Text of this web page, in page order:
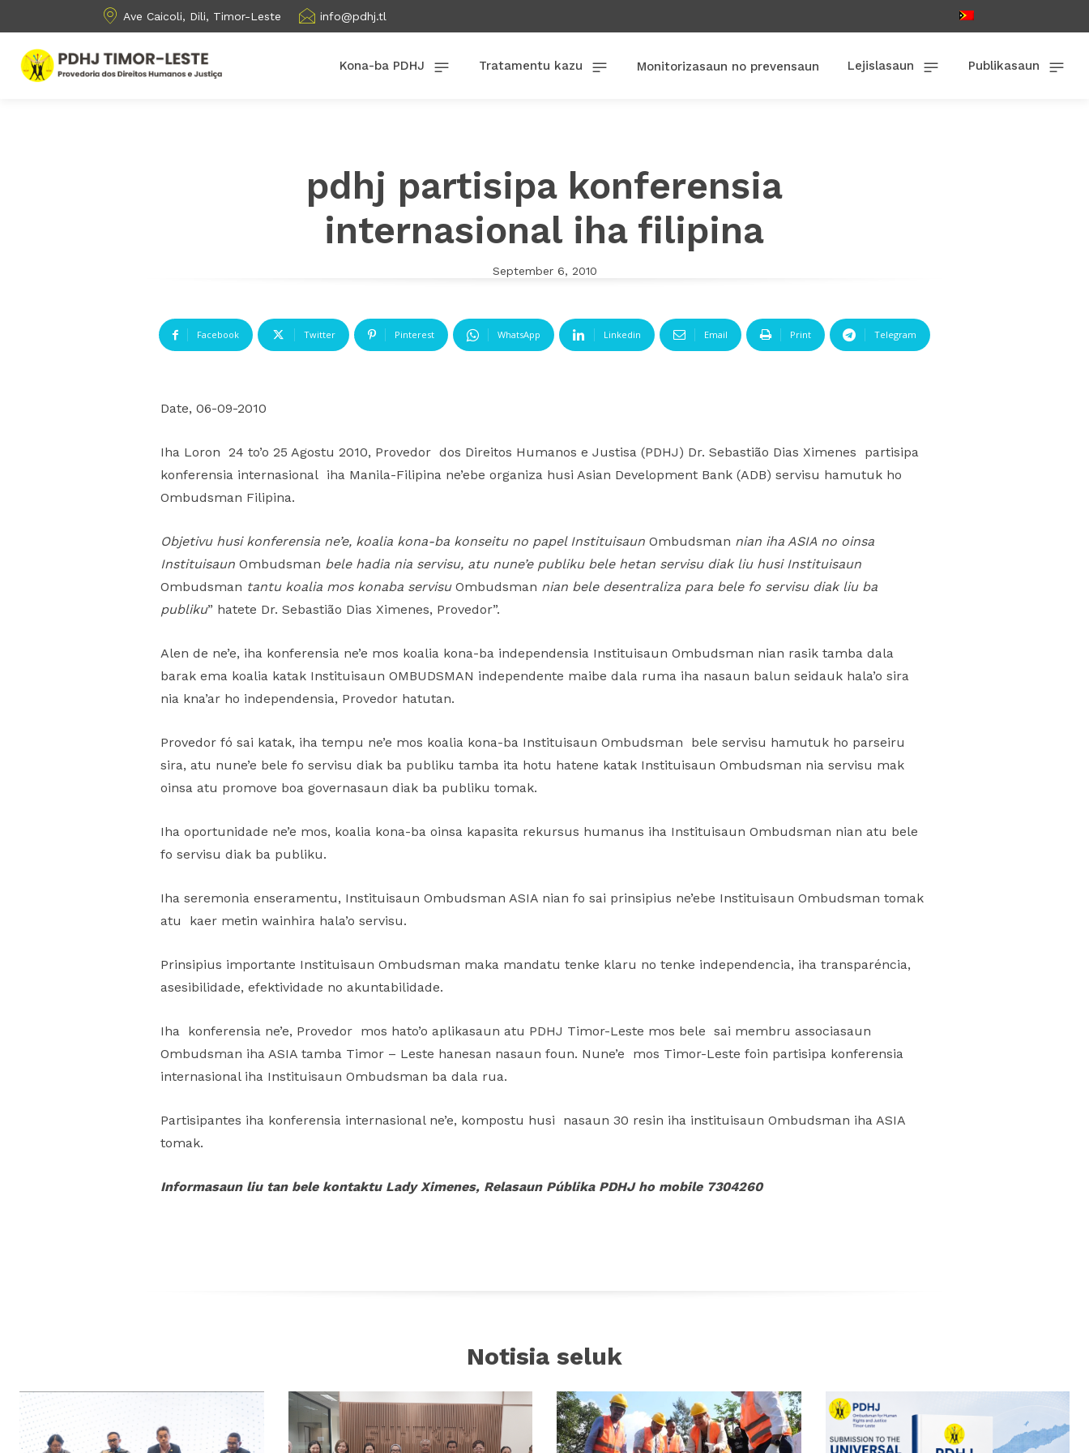
Ave Caicoli, Dili, Timor-Leste info@pdhj.tl
Kona-ba PDHJ Tratamentu kazu Monitorizasaun no prevensaun Lejislasaun Publikasaun
pdhj partisipa konferensia
internasional iha filipina
September 6, 2010
Facebook Twitter Pinterest WhatsApp Linkedin Email Print Telegram
Date, 06-09-2010
Iha Loron 24 to’o 25 Agostu 2010, Provedor dos Direitos Humanos e Justisa (PDHJ) Dr. Sebastião Dias Ximenes partisipa
konferensia internasional iha Manila-Filipina ne’ebe organiza husi Asian Development Bank (ADB) servisu hamutuk ho
Ombudsman Filipina.
Objetivu husi konferensia ne’e, koalia kona-ba konseitu no papel Instituisaun Ombudsman nian iha ASIA no oinsa
Instituisaun Ombudsman bele hadia nia servisu, atu nune’e publiku bele hetan servisu diak liu husi Instituisaun
Ombudsman tantu koalia mos konaba servisu Ombudsman nian bele desentraliza para bele fo servisu diak liu ba
publiku” hatete Dr. Sebastião Dias Ximenes, Provedor”.
Alen de ne’e, iha konferensia ne’e mos koalia kona-ba independensia Instituisaun Ombudsman nian rasik tamba dala
barak ema koalia katak Instituisaun OMBUDSMAN independente maibe dala ruma iha nasaun balun seidauk hala’o sira
nia kna’ar ho independensia, Provedor hatutan.
Provedor fó sai katak, iha tempu ne’e mos koalia kona-ba Instituisaun Ombudsman bele servisu hamutuk ho parseiru
sira, atu nune’e bele fo servisu diak ba publiku tamba ita hotu hatene katak Instituisaun Ombudsman nia servisu mak
oinsa atu promove boa governasaun diak ba publiku tomak.
Iha oportunidade ne’e mos, koalia kona-ba oinsa kapasita rekursus humanus iha Instituisaun Ombudsman nian atu bele
fo servisu diak ba publiku.
Iha seremonia enseramentu, Instituisaun Ombudsman ASIA nian fo sai prinsipius ne’ebe Instituisaun Ombudsman tomak
atu kaer metin wainhira hala’o servisu.
Prinsipius importante Instituisaun Ombudsman maka mandatu tenke klaru no tenke independencia, iha transparéncia,
asesibilidade, efektividade no akuntabilidade.
Iha konferensia ne’e, Provedor mos hato’o aplikasaun atu PDHJ Timor-Leste mos bele sai membru associasaun
Ombudsman iha ASIA tamba Timor – Leste hanesan nasaun foun. Nune’e mos Timor-Leste foin partisipa konferensia
internasional iha Instituisaun Ombudsman ba dala rua.
Partisipantes iha konferensia internasional ne’e, kompostu husi nasaun 30 resin iha instituisaun Ombudsman iha ASIA
tomak.
Informasaun liu tan bele kontaktu Lady Ximenes, Relasaun Públika PDHJ ho mobile 7304260
Notisia seluk